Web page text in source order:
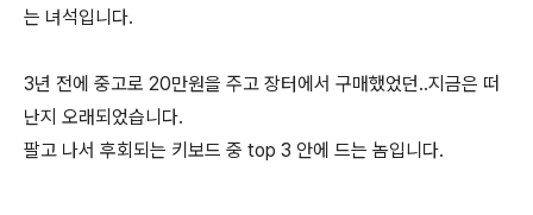
는 녀석입니다.
3년 전에 중고로 20만원을 주고 장터에서 구매했었던..지금은 떠
난지 오래되었습니다.
팔고 나서 후회되는 키보드 중 top 3 안에 드는 놈입니다.